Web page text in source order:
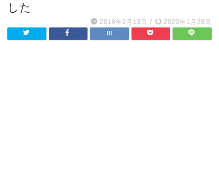
した
2018年9月13日 / 2020年1月29日